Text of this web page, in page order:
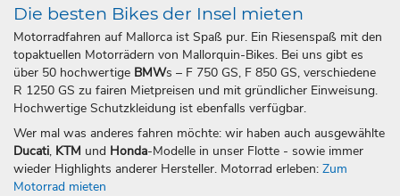
Die besten Bikes der Insel mieten
Motorradfahren auf Mallorca ist Spaß pur. Ein Riesenspaß mit den
topaktuellen Motorrädern von Mallorquin-Bikes. Bei uns gibt es
über 50 hochwertige BMWs – F 750 GS, F 850 GS, verschiedene
R 1250 GS zu fairen Mietpreisen und mit gründlicher Einweisung.
Hochwertige Schutzkleidung ist ebenfalls verfügbar.
Wer mal was anderes fahren möchte: wir haben auch ausgewählte
Ducati, KTM und Honda-Modelle in unser Flotte - sowie immer
wieder Highlights anderer Hersteller. Motorrad erleben: Zum
Motorrad mieten